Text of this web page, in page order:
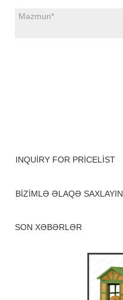
INQUIRY FOR PRICELIST
BIZIMLƏ ƏLAQƏ SAXLAYIN
SON XƏBƏRLƏR